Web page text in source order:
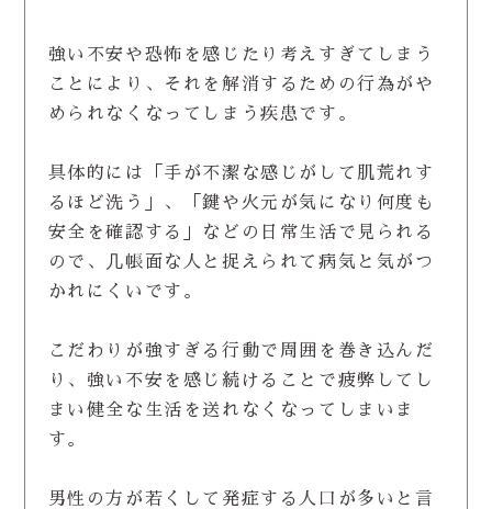
強い不安や恐怖を感じたり考えすぎてしまう
ことにより、それを解消するための行為がや
められなくなってしまう疾患です。
具体的には「手が不潔な感じがして肌荒れす
るほど洗う」、「鍵や火元が気になり何度も
安全を確認する」などの日常生活で見られる
ので、几帳面な人と捉えられて病気と気がつ
かれにくいです。
こだわりが強すぎる行動で周囲を巻き込んだ
り、強い不安を感じ続けることで疲弊してし
まい健全な生活を送れなくなってしまいま
す。
男性の方が若くして発症する人口が多いと言